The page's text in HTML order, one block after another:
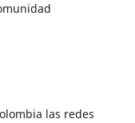
las redes